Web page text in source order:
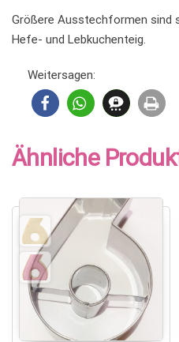
Größere Ausstechformen sind
Hefe- und Lebkuchenteig.
Weitersagen:
Ähnliche